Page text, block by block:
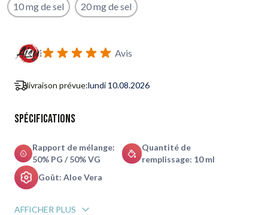
10 mg de sel 20 mg de sel
S'abonner au formulaire de notification de retour en stock
Avis
livraison prévue:lundi 10.08.2026
Spécifications
Rapport de mélange:
50% PG / 50% VG
Quantité de
remplissage: 10 ml
Goût: Aloe Vera
AFFICHER PLUS